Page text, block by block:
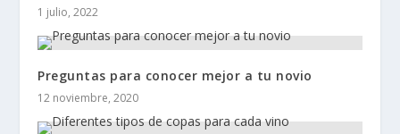
1 julio, 2022
Preguntas para conocer mejor a tu novio
12 noviembre, 2020